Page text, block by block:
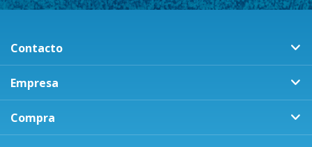
Contacto
Empresa
Compra